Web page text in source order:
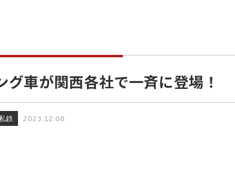
グ車が関西各社で一斉に登場！
鉄 2023.12.06